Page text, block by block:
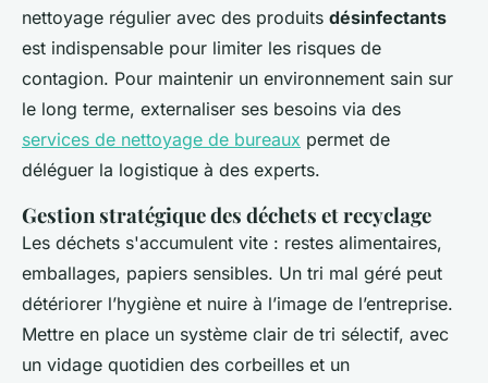
nettoyage régulier avec des produits désinfectants
est indispensable pour limiter les risques de
contagion. Pour maintenir un environnement sain sur
le long terme, externaliser ses besoins via des
services de nettoyage de bureaux permet de
déléguer la logistique à des experts.
Gestion stratégique des déchets et recyclage
Les déchets s'accumulent vite : restes alimentaires,
emballages, papiers sensibles. Un tri mal géré peut
détériorer l’hygiène et nuire à l’image de l’entreprise.
Mettre en place un système clair de tri sélectif, avec
un vidage quotidien des corbeilles et un